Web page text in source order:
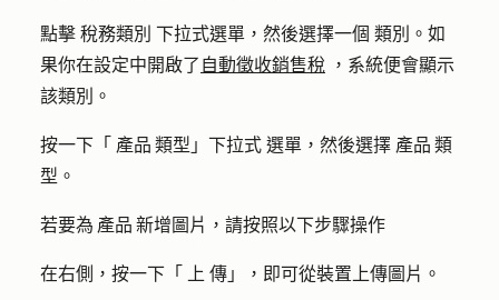
點擊 稅務類別 下拉式選單，然後選擇一個 類別 。如
果你在設定中開啟了 自動徵收銷售稅 ，系統便會顯示
該類別。
按一下「 產品 類型」下拉式 選單，然後選擇 產品 類
型 。
若要為 產品 新增圖片，請按照以下步驟操作
在右側，按一下「 上 傳」，即可從裝置上傳圖片。